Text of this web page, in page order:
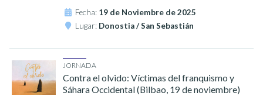
Fecha: 19 de Noviembre de 2025
Lugar: Donostia / San Sebastián
JORNADA
Contra el olvido: Víctimas del franquismo y
Sáhara Occidental (Bilbao, 19 de noviembre)